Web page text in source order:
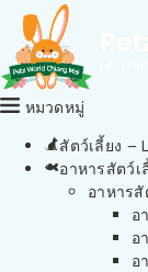
หมวดหมู่
สัตว์เลี้ยง –
อาหารสัตว์เ
อาหารสั
อ
อ
อ